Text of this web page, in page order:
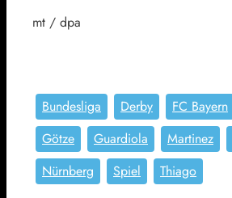
mt / dpa
Bundesliga Derby FC Bayern
Götze
Guardiola Martinez
Nürnberg
Spiel Thiago